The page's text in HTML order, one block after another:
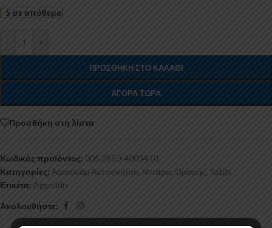
5 σε απόθεμα
- +
ΠΡΟΣΘΉΚΗ ΣΤΟ ΚΑΛΆΘΙ
ΑΓΟΡΆ ΤΏΡΑ
Προσθήκη στη λίστα
Κωδικός προϊόντος: 005.2850-40034.01
Κατηγορίες: Αξεσουάρ Αυτοκινήτου, Μπάρες Οροφής, Ταξίδι
Ετικέτα: Aggelidis
Ακολουθήστε: